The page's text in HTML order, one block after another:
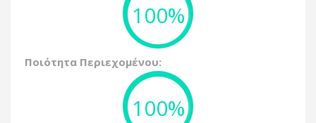
100%
Ποιότητα Περιεχομένου:
100%